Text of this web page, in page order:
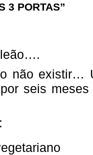
3 PORTAS”
leão….
não existir…
seis